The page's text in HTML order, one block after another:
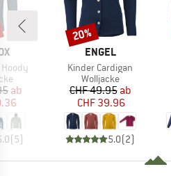
Preis
ab
(5)
MARKE
ENGEL
Artikel
Kinder Cardigan
Produktgruppe
Wolljacke
Preis
CHF 49.95reduzierter Preis
ab
CHF 39.96
5.0(2)
Rabatt
20%